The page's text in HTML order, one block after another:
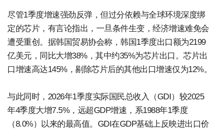
尽管1季度增速强劲反弹，但过分依赖与全球环境深度绑
定的芯片，有言论指出，一旦条件生变，经济增速难免会
遭受重创。据韩国贸易协会称，韩国1季度出口额为2199
亿美元，同比大增38%，其中约35%为芯片出口。芯片出
口增速高达145%，剔除芯片后的其他出口增速仅为12%。
与此同时，2026年1季度实际国民总收入（GDI）较2025
年4季度大增7.5%，远超GDP增速，系1988年1季度
（8.0%）以来的最高值。GDI在GDP基础上反映进出口价